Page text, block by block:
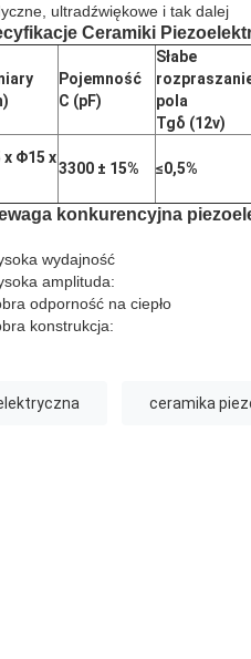
ultradźwiękowe i tak dalej
Ceramiki
Pojemność
C (pF)
Słabe
pola
Tgδ (12v)
x Φ15 x
3300 ± 15% ≤0,5%
konkurencyjna
wydajność
amplituda:
odporność na ciepło
konstrukcja:
ceramika